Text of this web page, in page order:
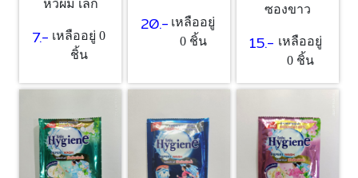
หวีผม เล็ก
7.- เหลืออยู่ 0
ชิ้น
20.- เหลืออยู่
0 ชิ้น
ซองขาว
15.- เหลืออยู่
0 ชิ้น